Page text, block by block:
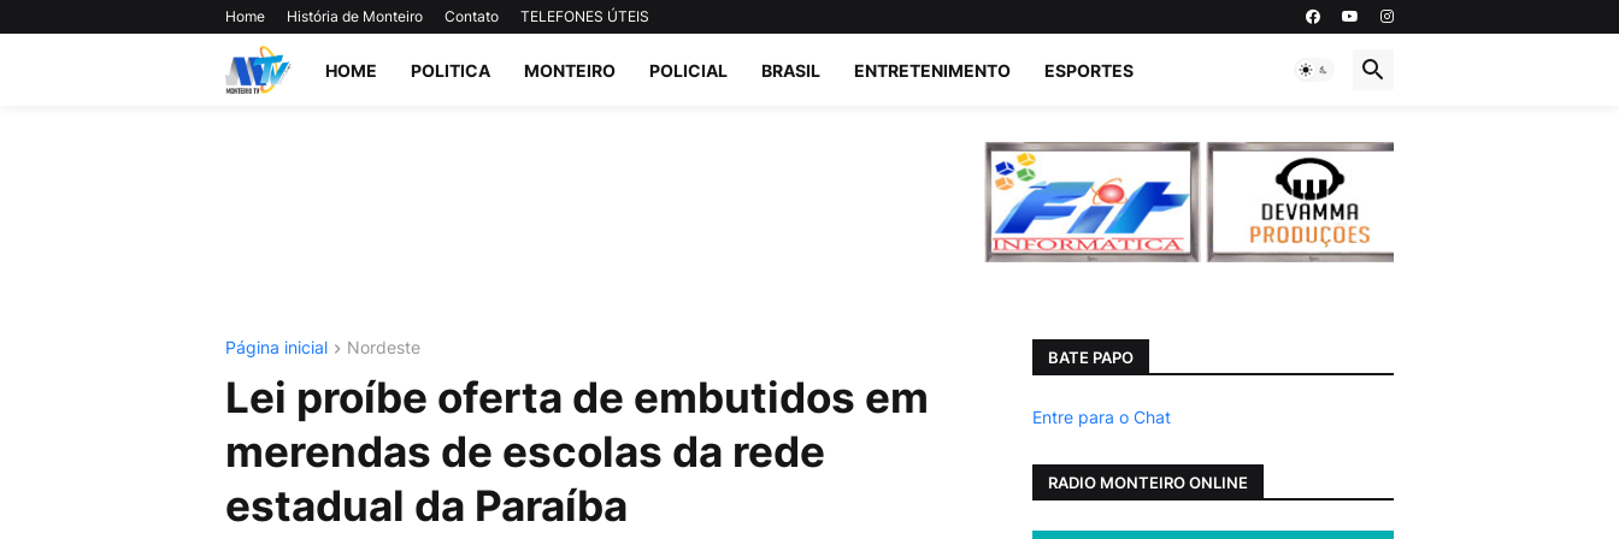
Home História de Monteiro Contato TELEFONES ÚTEIS
HOME POLITICA MONTEIRO POLICIAL BRASIL ENTRETENIMENTO ESPORTES
Página inicial Nordeste
Lei proíbe oferta de embutidos em
merendas de escolas da rede
estadual da Paraíba
BATE PAPO
Entre para o Chat
RADIO MONTEIRO ONLINE